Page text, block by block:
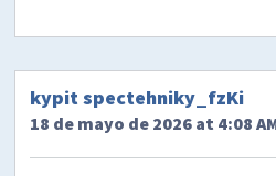
kypit spectehniky_fzKi
18 de mayo de 2026 at 4:08